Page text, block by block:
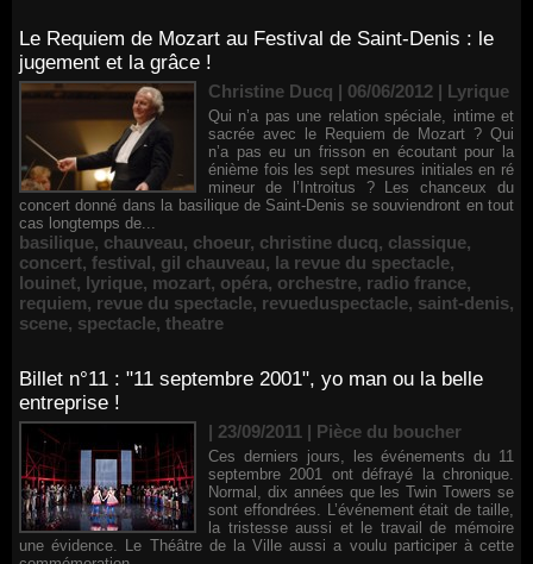
Le Requiem de Mozart au Festival de Saint-Denis : le
jugement et la grâce !
Christine Ducq | 06/06/2012 | Lyrique
Qui n’a pas une relation spéciale, intime et
sacrée avec le Requiem de Mozart ? Qui
n’a pas eu un frisson en écoutant pour la
énième fois les sept mesures initiales en ré
mineur de l’Introitus ? Les chanceux du
concert donné dans la basilique de Saint-Denis se souviendront en tout
cas longtemps de...
basilique, chauveau, choeur, christine ducq, classique,
concert, festival, gil chauveau, la revue du spectacle,
louinet, lyrique, mozart, opéra, orchestre, radio france,
requiem, revue du spectacle, revueduspectacle, saint-denis,
scene, spectacle, theatre
Billet n°11 : "11 septembre 2001", yo man ou la belle
entreprise !
| 23/09/2011 | Pièce du boucher
Ces derniers jours, les événements du 11
septembre 2001 ont défrayé la chronique.
Normal, dix années que les Twin Towers se
sont effondrées. L’événement était de taille,
la tristesse aussi et le travail de mémoire
une évidence. Le Théâtre de la Ville aussi a voulu participer à cette